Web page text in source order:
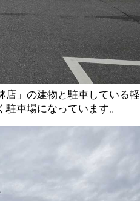
店」の建物と駐車している軽
車場になっています。